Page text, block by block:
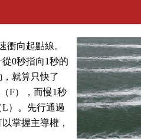
衝向起點線。
0秒指向1秒的
就算只快了
F），而慢1秒
）。先行通過
掌握主導權，